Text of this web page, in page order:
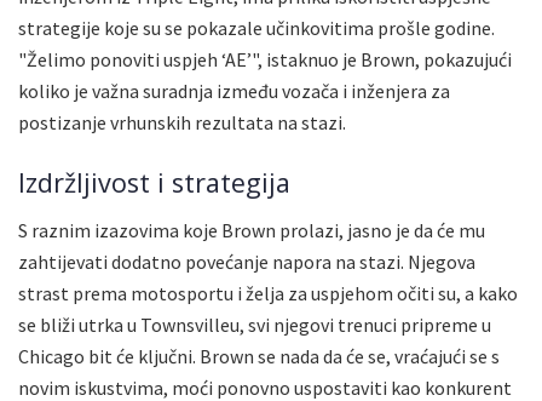
strategije koje su se pokazale učinkovitima prošle godine.
"Želimo ponoviti uspjeh ‘AE’", istaknuo je Brown, pokazujući
koliko je važna suradnja između vozača i inženjera za
postizanje vrhunskih rezultata na stazi.
Izdržljivost i strategija
S raznim izazovima koje Brown prolazi, jasno je da će mu
zahtijevati dodatno povećanje napora na stazi. Njegova
strast prema motosportu i želja za uspjehom očiti su, a kako
se bliži utrka u Townsvilleu, svi njegovi trenuci pripreme u
Chicago bit će ključni. Brown se nada da će se, vraćajući se s
novim iskustvima, moći ponovno uspostaviti kao konkurent